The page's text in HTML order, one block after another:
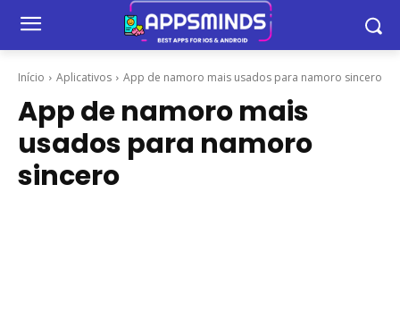
Início Aplicativos App de namoro mais usados para namoro sincero
App de namoro mais
usados para namoro
sincero